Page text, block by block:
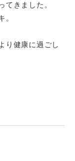
てきました。
。
り健康に過ごし